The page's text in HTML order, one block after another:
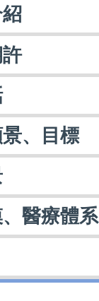
、目標
醫療體系